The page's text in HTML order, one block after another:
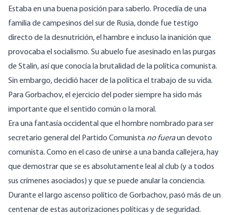
Estaba en una buena posición para saberlo. Procedía de una
familia de campesinos del sur de Rusia, donde fue testigo
directo de la desnutrición, el hambre e incluso la inanición que
provocaba el socialismo. Su abuelo fue asesinado en las purgas
de Stalin, así que conocía la brutalidad de la política comunista.
Sin embargo, decidió hacer de la política el trabajo de su vida.
Para Gorbachov, el ejercicio del poder siempre ha sido más
importante que el sentido común o la moral.
Era una fantasía occidental que el hombre nombrado para ser
secretario general del Partido Comunista no fueraun devoto
comunista. Como en el caso de unirse a una banda callejera, hay
que demostrar que se es absolutamente leal al club (y a todos
sus crímenes asociados) y que se puede anular la conciencia.
Durante el largo ascenso político de Gorbachov, pasó más de un
centenar de estas autorizaciones políticas y de seguridad.